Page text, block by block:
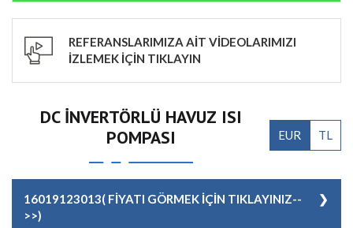
REFERANSLARIMIZA AİT VİDEOLARIMIZI
İZLEMEK İÇİN TIKLAYIN
DC İNVERTÖRLÜ HAVUZ ISI
POMPASI
EUR TL
16019123013( FİYATI GÖRMEK İÇİN TIKLAYINIZ--
>>)